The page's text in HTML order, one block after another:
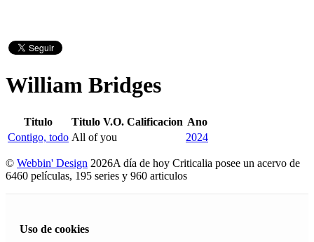
William Bridges
Titulo Titulo V.O. Calificacion Ano
Contigo, todo All of you 2024
© Webbin' Design 2026A día de hoy Criticalia posee un acervo de
6460 películas, 195 series y 960 articulos
Uso de cookies